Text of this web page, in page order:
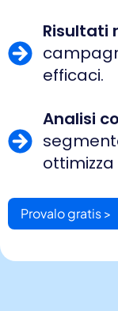
Risultati
efficaci.
Analisi
Provalo gratis >